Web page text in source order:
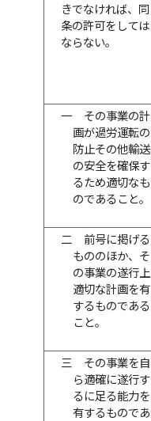
きでなければ、同
条の許可をしては
ならない。
一
その事業の計
画が過労運転の
防止その他輸送
の安全を確保す
るため適切なも
のであること。
二
前号に掲げる
もののほか、そ
の事業の遂行上
適切な計画を有
するものである
こと。
三
その事業を自
ら適確に遂行す
るに足る能力を
有するものであ